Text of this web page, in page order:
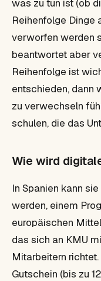
was zu tun ist (ob
Reihenfolge Dinge
verworfen werden
beantwortet aber
Reihenfolge ist
entschieden, dann
zu verwechseln
schulen, die das
Wie wird
In Spanien kann
werden, einem
europäischen
das sich an KMU
Mitarbeitern
Gutschein (bis zu